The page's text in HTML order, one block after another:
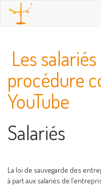
Les
procédure
YouTube
Salariés
La loi de sauvegarde des
à part aux salariés de